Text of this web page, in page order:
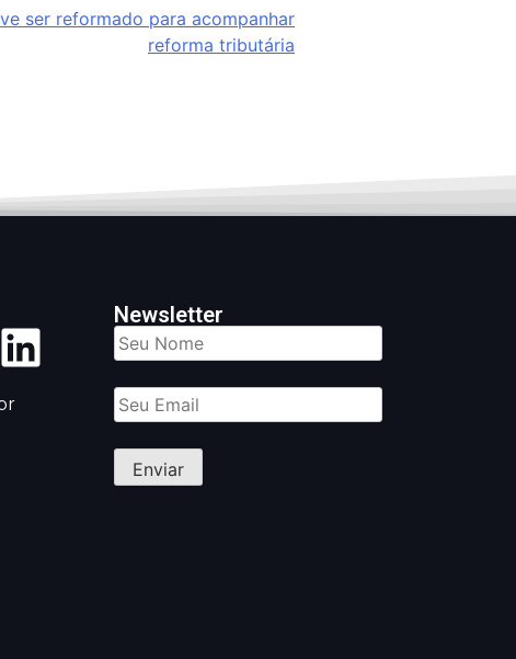
ser reformado para acompanhar
reforma tributária
Newsletter